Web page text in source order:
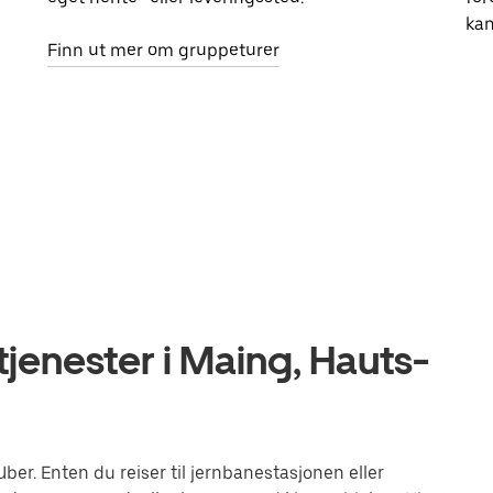
Finn ut mer om gruppeturer
i Maing, Hauts-
Enten du reiser til jernbanestasjonen eller